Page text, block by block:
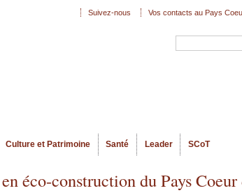
Culture et Patrimoine Santé Leader SCoT
Suivez-nous Vos contacts au Pays
éco-construction du Pays